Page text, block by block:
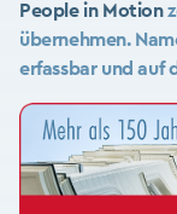
People in Motion
übernehmen.
erfassbar und auf